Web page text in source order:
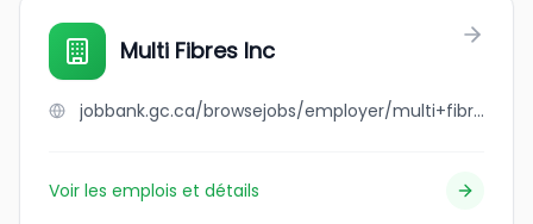
Multi Fibres Inc
jobbank.gc.ca/browsejobs/employer/multi+fibres+inc/ca
Voir les emplois et détails